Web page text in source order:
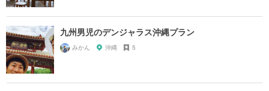
九州男児のデンジャラス沖縄プラン
みかん 沖縄 5